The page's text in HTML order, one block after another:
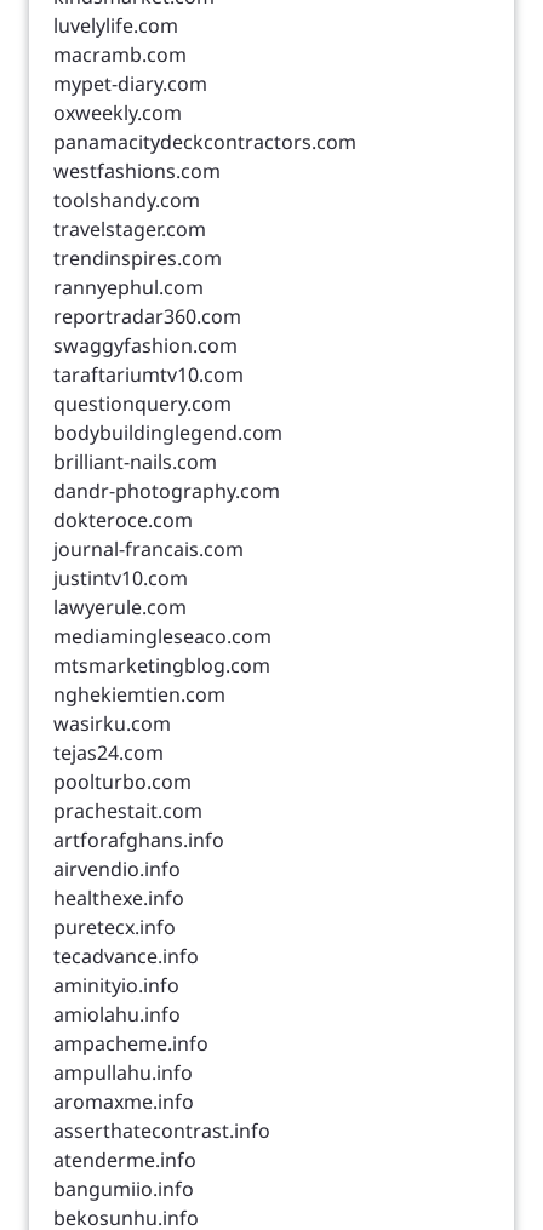
luvelylife.com
macramb.com
mypet-diary.com
oxweekly.com
panamacitydeckcontractors.com
westfashions.com
toolshandy.com
travelstager.com
trendinspires.com
rannyephul.com
reportradar360.com
swaggyfashion.com
taraftariumtv10.com
questionquery.com
bodybuildinglegend.com
brilliant-nails.com
dandr-photography.com
dokteroce.com
journal-francais.com
justintv10.com
lawyerule.com
mediamingleseaco.com
mtsmarketingblog.com
nghekiemtien.com
wasirku.com
tejas24.com
poolturbo.com
prachestait.com
artforafghans.info
airvendio.info
healthexe.info
puretecx.info
tecadvance.info
aminityio.info
amiolahu.info
ampacheme.info
ampullahu.info
aromaxme.info
asserthatecontrast.info
atenderme.info
bangumiio.info
bekosunhu.info